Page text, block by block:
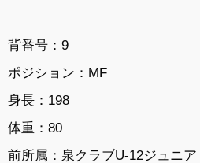
背番号：9
ポジション：MF
身長：198
体重：80
前所属： 泉クラブU-12ジュニア